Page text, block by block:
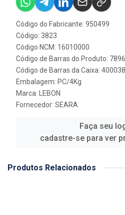
Código do Fabricante: 950499
Código: 3823
Código NCM: 16010000
Código de Barras do Produto:
Código de Barras da Caixa:
Embalagem: PC/4Kg
Marca:
LEBON
Fornecedor: SEARA
Faça seu
cadastre-se para ver
Produtos Relacionados